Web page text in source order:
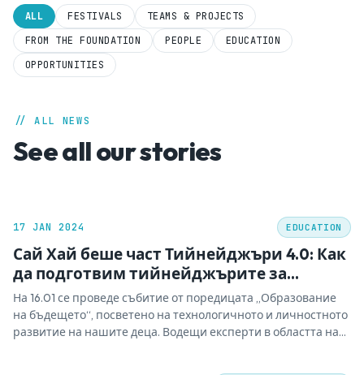
ALL FESTIVALS
TEAMS & PROJECTS
FROM THE FOUNDATION
PEOPLE
EDUCATION
OPPORTUNITIES
// ALL NEWS
See all our stories
17 JAN 2024 EDUCATION
Сай Хай беше част Тийнейджъри 4.0: Как
да подготвим тийнейджърите за
предизвикателствата на дигиталната
ера?
На 16.01 се проведе събитие от поредицата „Образование
на бъдещето“, посветено на технологичното и личностното
развитие на нашите деца. Водещи експерти в областта на